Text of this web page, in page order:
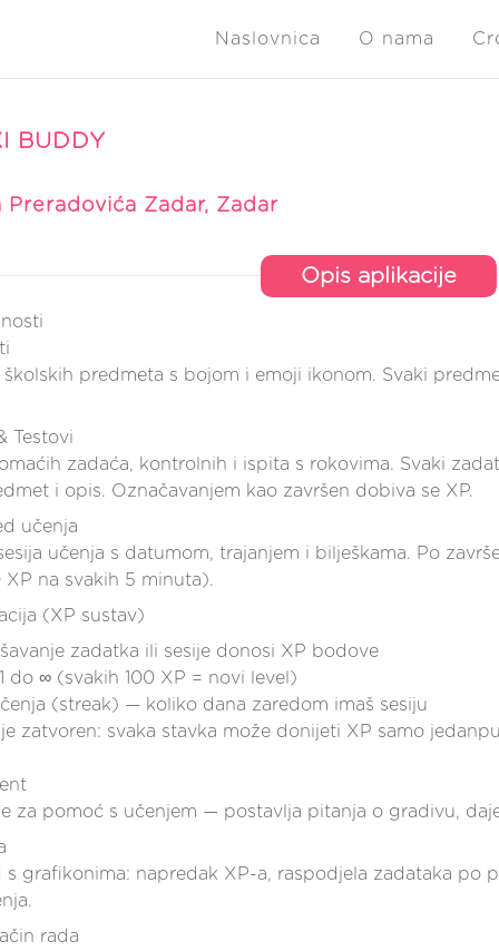
Naslovnica O nama
BUDDY
Preradovića Zadar, Zadar
Opis aplikacije
školskih predmeta s bojom i emoji ikonom. Svaki
Testovi
zadaća, kontrolnih i ispita s rokovima. Svaki
i opis. Označavanjem kao završen dobiva se XP.
učenja
učenja s datumom, trajanjem i bilješkama. Po
XP na svakih 5 minuta).
(XP sustav)
zadatka ili sesije donosi XP bodove
do ∞ (svakih 100 XP = novi level)
(streak) — koliko dana zaredom imaš sesiju
zatvoren: svaka stavka može donijeti XP samo
za pomoć s učenjem — postavlja pitanja o gradivu,
s grafikonima: napredak XP-a, raspodjela zadataka po
rada